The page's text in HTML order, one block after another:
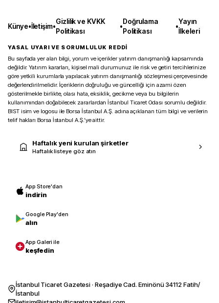
Künye•İletişim•
Gizlilik ve KVKK
Politikası
•
Doğrulama
Politikası
•
Yayın
İlkeleri
YASAL UYARI VE SORUMLULUK REDDİ
Bu sayfada yer alan bilgi, yorum ve içerikler yatırım danışmanlığı kapsamında
değildir. Yatırım kararları, kişisel mali durumunuz ile risk ve getiri tercihlerinize
göre yetkili kurumlarla yapılacak yatırım danışmanlığı sözleşmesi çerçevesinde
değerlendirilmelidir. İçeriklerin doğruluğu ve güncelliği için azami özen
gösterilmekle birlikte, olası hata, eksiklik, gecikme veya bu bilgilerin
kullanımından doğabilecek zararlardan İstanbul Ticaret Odası sorumlu değildir.
BIST isim ve logosu ile Borsa İstanbul A.Ş. adına açıklanan tüm bilgi ve verilerin
telif hakları Borsa İstanbul A.Ş.’ye aittir.
Haftalık yeni kurulan şirketler
Haftalık listeye göz atın
App Store'dan
indirin
Google Play'den
alın
App Galeri ile
keşfedin
İstanbul Ticaret Gazetesi · Reşadiye Cad. Eminönü 34112 Fatih/
İstanbul